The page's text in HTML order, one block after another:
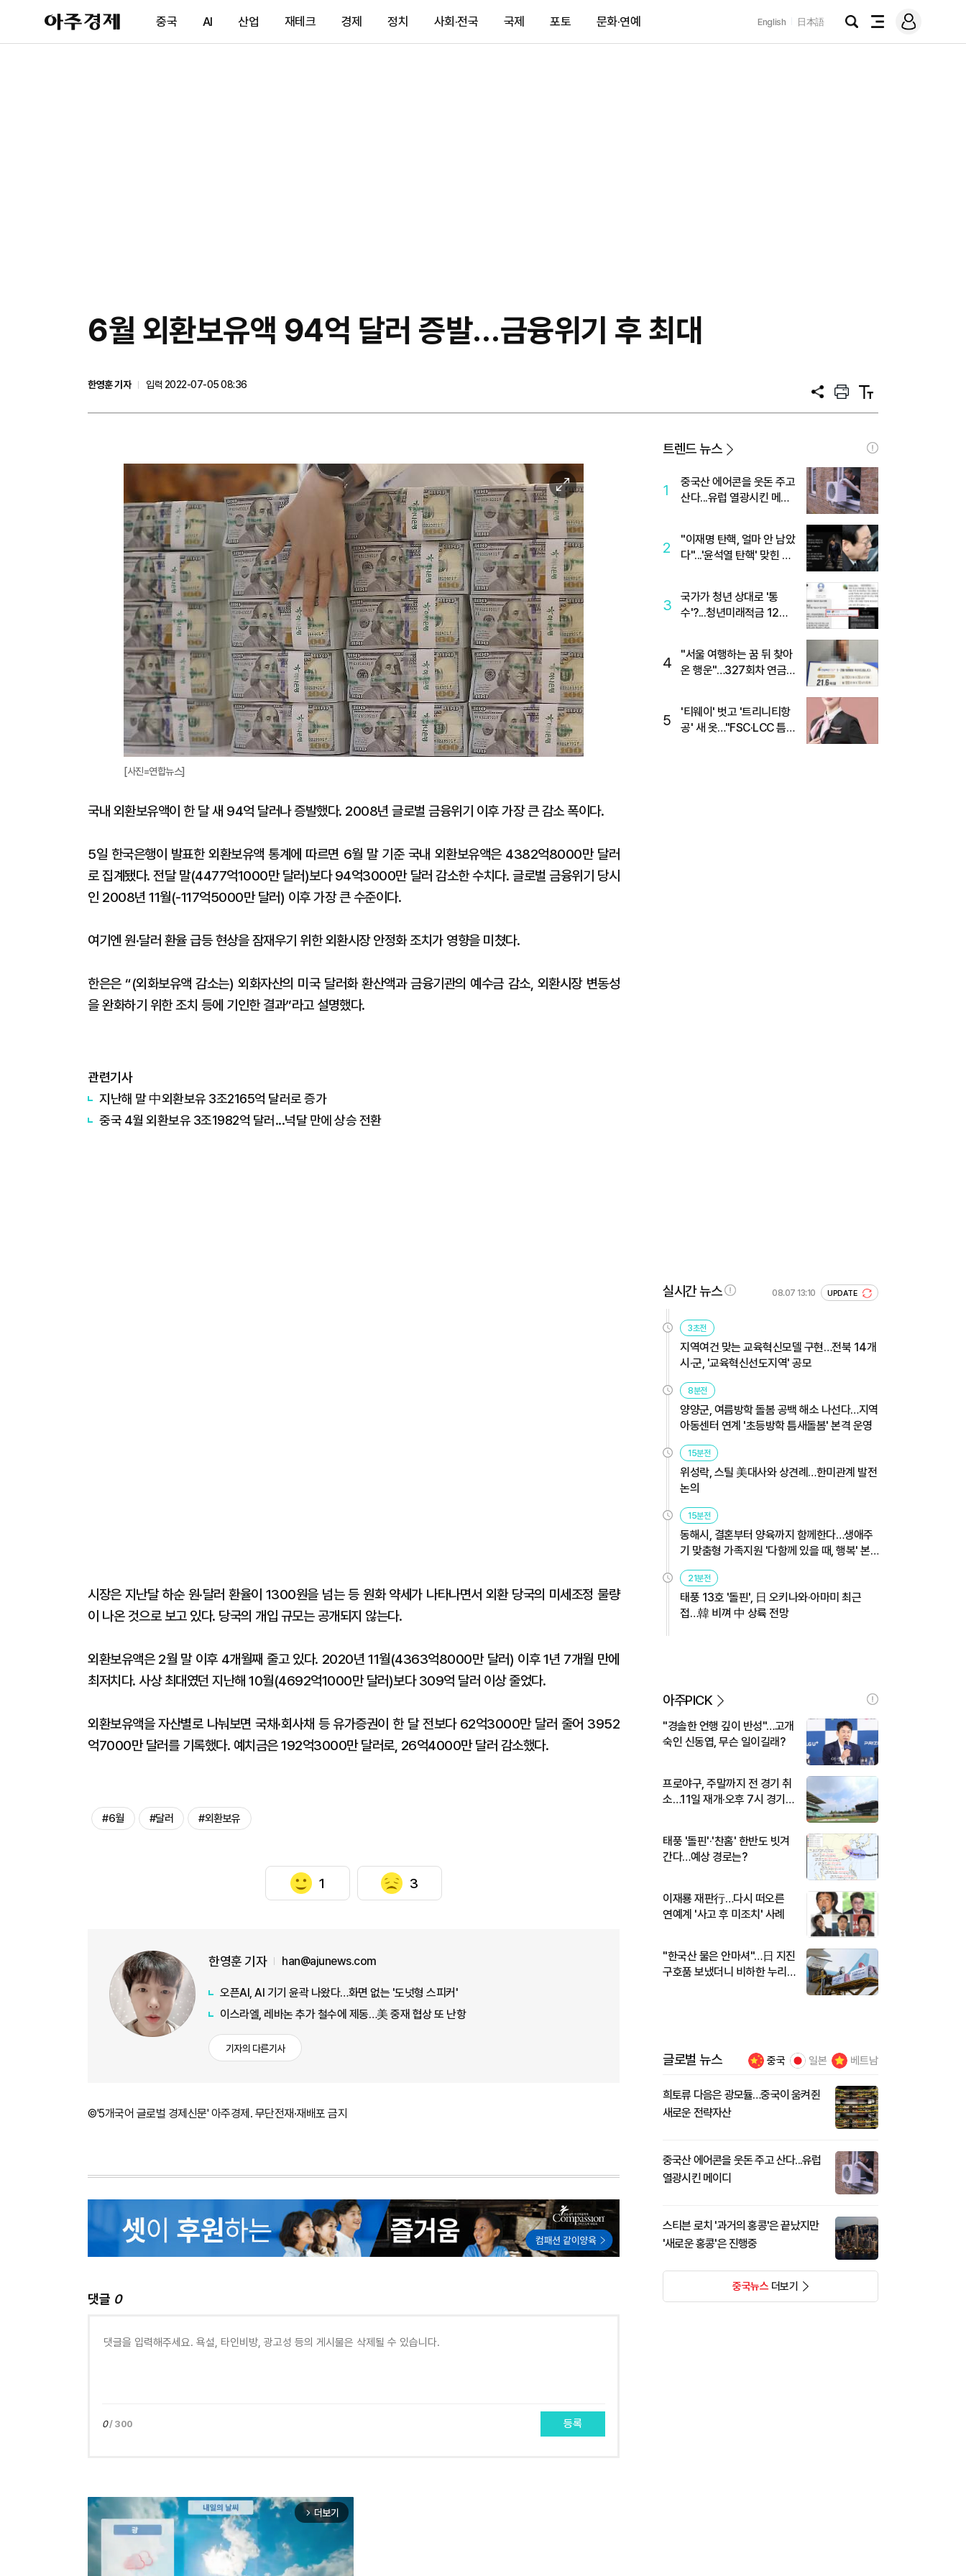
아
주
제
중국 AI 산업 재테크 경제 정치 사회·전국 국제 포토 문화·연예 English 日本語
검
전
메
그
6월 외환보유액 94억 달러 증발…금융위기 후 최대
한영훈 기자
입력 2022-07-05 08:36
공
프
트
텍
트
이
미
지
확
대
[사진=연합뉴스]
국내 외환보유액이 한 달 새 94억 달러나 증발했다. 2008년 글로벌 금융위기 이후 가장 큰 감소 폭이다.
5일 한국은행이 발표한 외환보유액 통계에 따르면 6월 말 기준 국내 외환보유액은 4382억8000만 달러
로 집계됐다. 전달 말(4477억1000만 달러)보다 94억3000만 달러 감소한 수치다. 글로벌 금융위기 당시
인 2008년 11월(-117억5000만 달러) 이후 가장 큰 수준이다.
여기엔 원·달러 환율 급등 현상을 잠재우기 위한 외환시장 안정화 조치가 영향을 미쳤다.
한은은 “(외화보유액 감소는) 외화자산의 미국 달러화 환산액과 금융기관의 예수금 감소, 외환시장 변동성
을 완화하기 위한 조치 등에 기인한 결과”라고 설명했다.
관련기사
지난해 말 中외환보유 3조2165억 달러로 증가
중국 4월 외환보유 3조1982억 달러...넉달 만에 상승 전환
시장은 지난달 하순 원·달러 환율이 1300원을 넘는 등 원화 약세가 나타나면서 외환 당국의 미세조정 물량
이 나온 것으로 보고 있다. 당국의 개입 규모는 공개되지 않는다.
외환보유액은 2월 말 이후 4개월째 줄고 있다. 2020년 11월(4363억8000만 달러) 이후 1년 7개월 만에
최저치다. 사상 최대였던 지난해 10월(4692억1000만 달러)보다 309억 달러 이상 줄었다.
외환보유액을 자산별로 나눠보면 국채·회사채 등 유가증권이 한 달 전보다 62억3000만 달러 줄어 3952
억7000만 달러를 기록했다. 예치금은 192억3000만 달러로, 26억4000만 달러 감소했다.
#6월 #달러 #외환보유
1 3
한영훈 기자 han@ajunews.com
오픈AI, AI 기기 윤곽 나왔다…화면 없는 '도넛형 스피커'
이스라엘, 레바논 추가 철수에 제동…美 중재 협상 또 난항
기자의 다른기사
©'5개국어 글로벌 경제신문' 아주경제. 무단전재·재배포 금지
댓글 0
0/ 300 등록
arrow_forward_ios 더보기
트렌드 뉴스
1
중국산 에어콘을 웃돈 주고
산다...유럽 열광시킨 메이
2
"이재명 탄핵, 얼마 안 남았
다"...'윤석열 탄핵' 맞힌 무
3
국가가 청년 상대로 '통
수'?...청년미래적금 12%
4
"서울 여행하는 꿈 뒤 찾아
온 행운"…327회차 연금
5
'티웨이' 벗고 '트리니티항
공' 새 옷…"FSC·LCC 틈
실시간 뉴스 08.07 13:10 UPDATE
3초전
지역여건 맞는 교육혁신모델 구현…전북 14개
시·군, '교육혁신선도지역' 공모
8분전
양양군, 여름방학 돌봄 공백 해소 나선다…지역
아동센터 연계 '초등방학 틈새돌봄' 본격 운영
15분전
위성락, 스틸 美대사와 상견례…한미관계 발전
논의
15분전
동해시, 결혼부터 양육까지 함께한다…생애주
기 맞춤형 가족지원 '다함께 있을 때, 행복' 본
격 운영
21분전
태풍 13호 '돌핀', 日 오키나와·아마미 최근
접…韓 비껴 中 상륙 전망
아주PICK
"경솔한 언행 깊이 반성"…고개
숙인 신동엽, 무슨 일이길래?
프로야구, 주말까지 전 경기 취
소…11일 재개·오후 7시 경기
태풍 '돌핀'·'찬홈' 한반도 빗겨
간다…예상 경로는?
이재룡 재판行…다시 떠오른
연예계 '사고 후 미조치' 사례
"한국산 물은 안마셔"…日 지진
구호품 보냈더니 비하한 누리
글로벌 뉴스 중국 일본 베트남
희토류 다음은 광모듈…중국이 움켜쥔
새로운 전략자산
중국산 에어콘을 웃돈 주고 산다...유럽
열광시킨 메이디
스티븐 로치 '과거의 홍콩'은 끝났지만
'새로운 홍콩'은 진행중
중국뉴스더보기